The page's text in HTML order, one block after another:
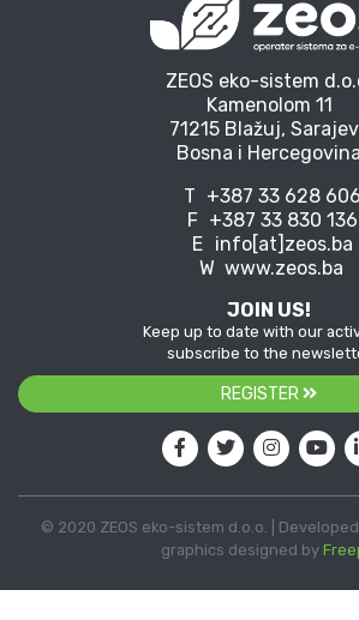
ZEOS eko-sistem
Kamenolom 11
71215 Blažuj,
Bosna i Hercegovina
T +387 33 628 606
F +387 33 830 136
E info[at]zeos.ba
W www.zeos.ba
JOIN US!
Keep up to date with our
subscribe to the
REGISTER
© 2020 ZEOS eko-sistem d.o.o. |
graphics designed by